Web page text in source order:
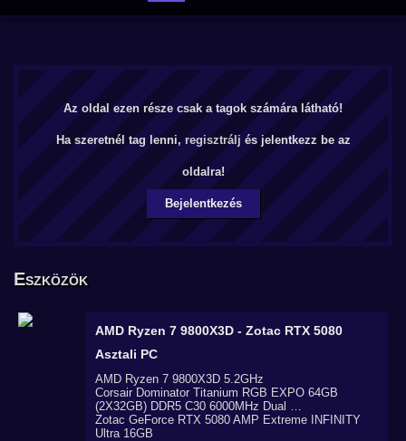
Az oldal ezen része csak a tagok számára látható!
Ha szeretnél tag lenni, regisztrálj és jelentkezz be az
oldalra!
Bejelentkezés
Eszközök
AMD Ryzen 7 9800X3D - Zotac RTX 5080
Asztali PC
AMD Ryzen 7 9800X3D 5.2GHz
Corsair Dominator Titanium RGB EXPO 64GB
(2X32GB) DDR5 C30 6000MHz Dual …
Zotac GeForce RTX 5080 AMP Extreme INFINITY
Ultra 16GB